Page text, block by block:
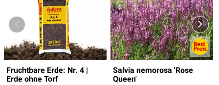
Fruchtbare Erde: Nr. 4 |
Erde ohne Torf
Salvia nemorosa 'Rose
Queen'